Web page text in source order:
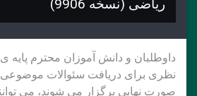
ریاضی (نسخه 9906)
داوطلبان و دانش آموزان محترم
نظری برای دریافت سئوالات
صورت نهایی برگزار می شوند، می